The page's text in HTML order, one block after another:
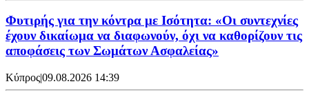
Φυτιρής για την κόντρα με Ισότητα: «Οι συντεχνίες
έχουν δικαίωμα να διαφωνούν, όχι να καθορίζουν τις
αποφάσεις των Σωμάτων Ασφαλείας»
Κύπρος|09.08.2026 14:39